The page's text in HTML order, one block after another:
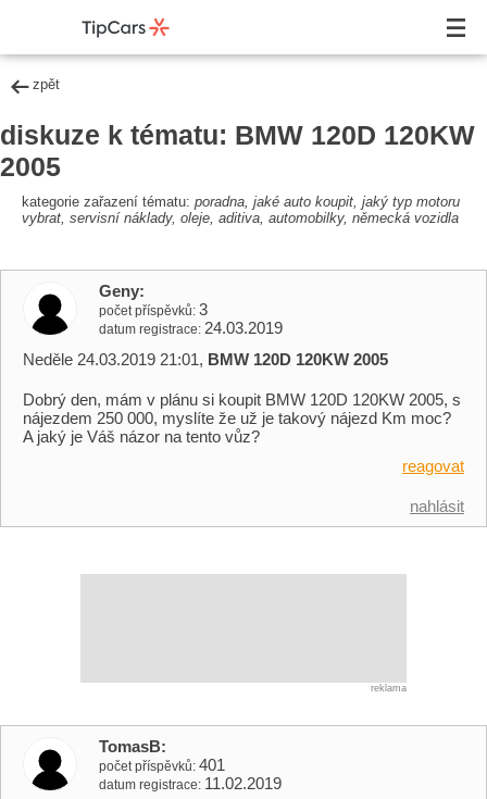
zpět
diskuze k tématu: BMW 120D 120KW
2005
kategorie zařazení tématu: poradna, jaké auto koupit, jaký typ motoru
vybrat, servisní náklady, oleje, aditiva, automobilky, německá vozidla
Geny
počet příspěvků 3
datum registrace 24.03.2019
Neděle 24.03.2019 21:01, BMW 120D 120KW 2005
Dobrý den, mám v plánu si koupit BMW 120D 120KW 2005, s
nájezdem 250 000, myslíte že už je takový nájezd Km moc?
A jaký je Váš názor na tento vůz?
reagovat
nahlásit
reklama
TomasB
počet příspěvků 401
datum registrace 11.02.2019